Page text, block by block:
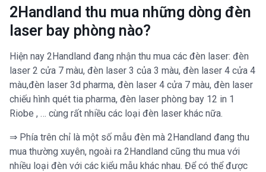
2Handland thu mua những dòng đèn
laser bay phòng nào?
Hiện nay 2Handland đang nhận thu mua các đèn laser: đèn
laser 2 cửa 7 màu, đèn laser 3 của 3 màu, đèn laser 4 cửa 4
màu,đèn laser 3d pharma, đèn laser 4 cửa 7 màu, đèn laser
chiếu hình quét tia pharma, đèn laser phòng bay 12 in 1
Riobe , … cùng rất nhiều các loại đèn laser khác nữa.
⇒ Phía trên chỉ là một số mẫu đèn mà 2Handland đang thu
mua thường xuyên, ngoài ra 2Handland cũng thu mua với
nhiều loại đèn với các kiểu mẫu khác nhau. Để có thể được